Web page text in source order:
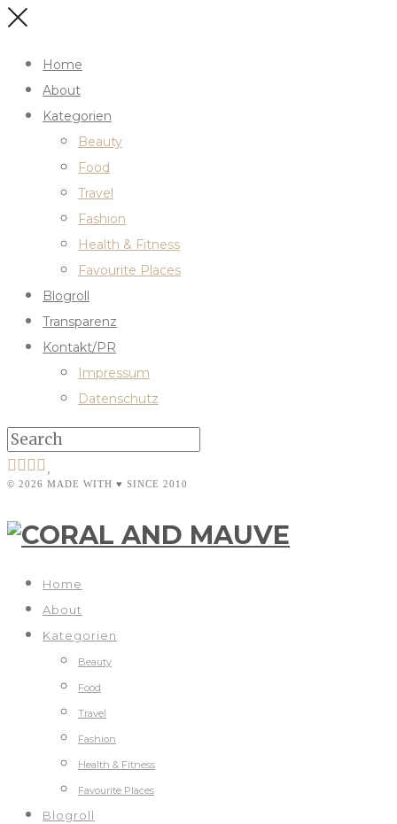
Home
About
Kategorien
Beauty
Food
Travel
Fashion
Health & Fitness
Favourite Places
Blogroll
Transparenz
Kontakt/PR
Impressum
Datenschutz
© 2026 MADE WITH ♥ SINCE 2010
Home
About
Kategorien
Beauty
Food
Travel
Fashion
Health & Fitness
Favourite Places
Blogroll